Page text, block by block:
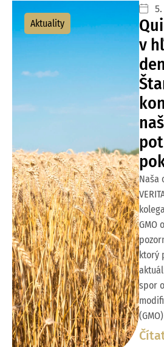
Aktuality
v
Naša
GMO
ktorý
spor